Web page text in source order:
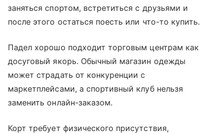
заняться спортом, встретиться с друзьями и
после этого остаться поесть или что-то купить.
Падел хорошо подходит торговым центрам как
досуговый якорь. Обычный магазин одежды
может страдать от конкуренции с
маркетплейсами, а спортивный клуб нельзя
заменить онлайн-заказом.
Корт требует физического присутствия,